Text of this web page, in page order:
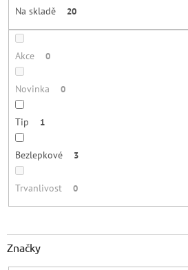
Na skladě 20
Akce 0
Novinka 0
Tip 1
Bezlepkové 3
Trvanlivost 0
Značky